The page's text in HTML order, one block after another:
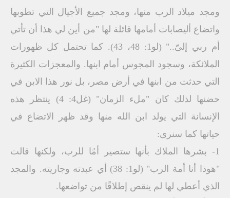
ومجد ميلاد الرب منها، ومجد جميع الأجيال التي تطوبها
واتضاع أليصابات أمامها قائلة لها "من أين لي هذا أن تأتي
أم ربي إلىّ.." (لو1: 48، 43). كما تحتمل كل ظهورات
الملائكة، وسجود المجوس أمام ابنها. والمعجزات الكثيرة
التي حدثت من ابنها في أرض مصر، بل نور هذا الابن في
حضنها لذلك كان "ملء الزمان" (غل4: 4) ينتظر هذه
الإنسانة التي يولد ابن الله منها وقد ظهر الاتضاع في
حياتها كما سنرى:
1- بشرها الملاك بأنها ستصير أمًا للرب، ولكنها قالت
"هوذا أنا أمة الرب" (لو1: 38) أي عبدته وجاريته. والمجد
الذي أعطي لها لم ينقص إطلاقًا من تواضعها.